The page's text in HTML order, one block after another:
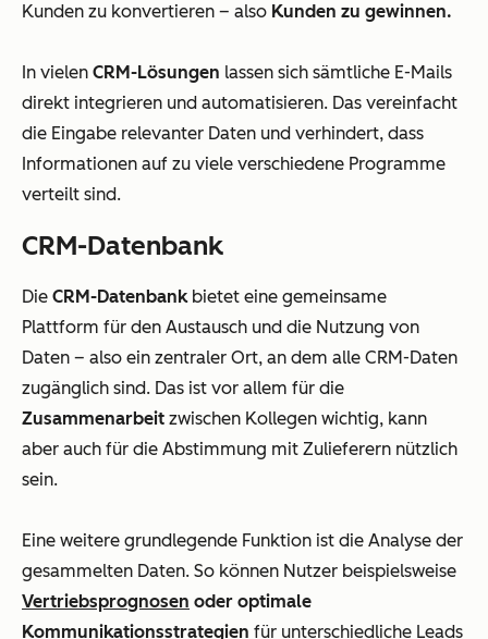
Kunden zu konvertieren – also Kunden zu gewinnen.
In vielen CRM-Lösungen lassen sich sämtliche E-Mails
direkt integrieren und automatisieren. Das vereinfacht
die Eingabe relevanter Daten und verhindert, dass
Informationen auf zu viele verschiedene Programme
verteilt sind.
CRM-Datenbank
Die CRM-Datenbankbietet eine gemeinsame
Plattform für den Austausch und die Nutzung von
Daten – also ein zentraler Ort, an dem alle CRM-Daten
zugänglich sind. Das ist vor allem für die
Zusammenarbeit zwischen Kollegen wichtig, kann
aber auch für die Abstimmung mit Zulieferern nützlich
sein.
Eine weitere grundlegende Funktion ist die Analyse der
gesammelten Daten. So können Nutzer beispielsweise
Vertriebsprognosen oder optimale
Kommunikationsstrategien für unterschiedliche Leads